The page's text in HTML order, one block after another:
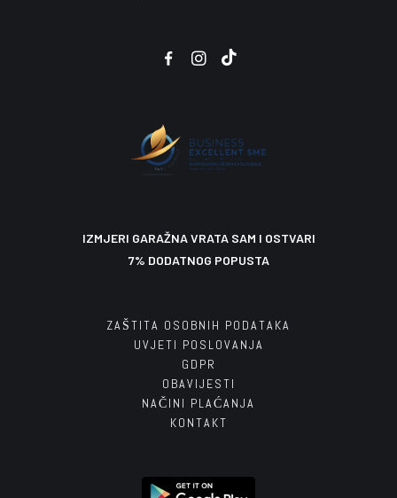
U košaricu
U košaricu
U košaricu
U košaricu
U košaricu
IZMJERI GARAŽNA VRATA SAM I OSTVARI
7% DODATNOG POPUSTA
ZAŠTITA OSOBNIH PODATAKA
UVJETI POSLOVANJA
GDPR
OBAVIJESTI
NAČINI PLAĆANJA
KONTAKT